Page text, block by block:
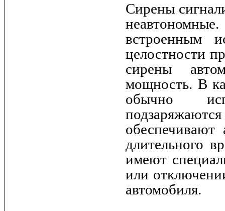
Сирены
встроенным
целостности
сирены
мощность. В
обычно
длительного
имеют
или
автомобиля.